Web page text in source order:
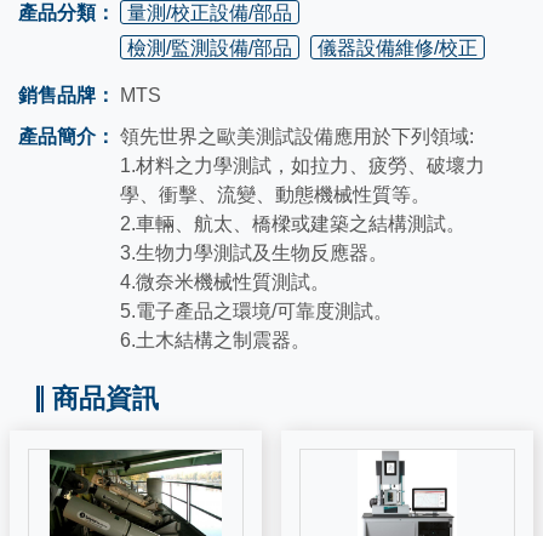
產品分類：
量測/校正設備/部品
檢測/監測設備/部品
儀器設備維修/校正
銷售品牌：
MTS
產品簡介： 領先世界之歐美測試設備應用於下列領域:
1.材料之力學測試，如拉力、疲勞、破壞力
學、衝擊、流變、動態機械性質等。
2.車輛、航太、橋樑或建築之結構測試。
3.生物力學測試及生物反應器。
4.微奈米機械性質測試。
5.電子產品之環境/可靠度測試。
6.土木結構之制震器。
商品資訊